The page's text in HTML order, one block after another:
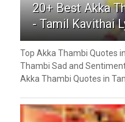
20+ Best Akka
- Tamil Kavithai
Top Akka Thambi Quotes
Thambi Sad and
Akka Thambi Quotes in